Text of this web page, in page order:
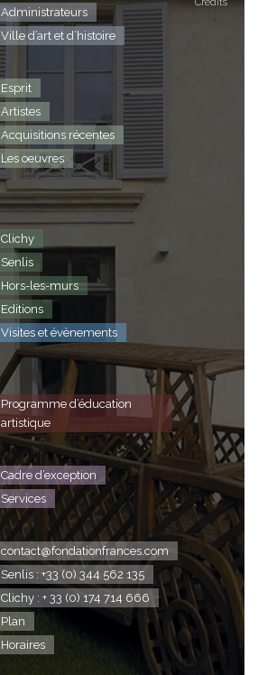
Crédits
Administrateurs
Ville d’art et d’histoire
Esprit
Artistes
Acquisitions récentes
Les oeuvres
Clichy
Senlis
Hors-les-murs
Editions
Visites et évènements
Programme d’éducation
artistique
Cadre d’exception
Services
contact@fondationfrances.com
Senlis : +33 (0) 344 562 135
Clichy : + 33 (0) 174 714 666
Plan
Horaires